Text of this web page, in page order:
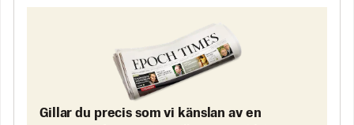
Gillar du precis som vi känslan av en